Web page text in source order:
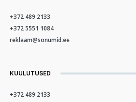
+372 489 2133
+372 5551 1084
reklaam@sonumid.ee
KUULUTUSED
+372 489 2133